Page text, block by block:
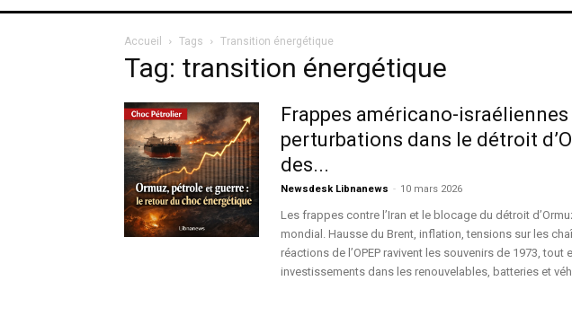
Accueil Tags Transition énergétique
Tag: transition énergétique
Frappes américano-israéliennes
perturbations dans le détroit
des...
Newsdesk Libnanews - 10 mars 2026
Les frappes contre l’Iran et le blocage du détroit
mondial. Hausse du Brent, inflation, tensions sur les
réactions de l’OPEP ravivent les souvenirs de 1973,
investissements dans les renouvelables, batteries et